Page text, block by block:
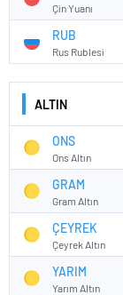
Çin Yuanı
RUB
Rus Rublesi
ALTIN
ONS
Ons Altın
GRAM
Gram Altın
ÇEYREK
Çeyrek Altın
YARIM
Yarım Altın